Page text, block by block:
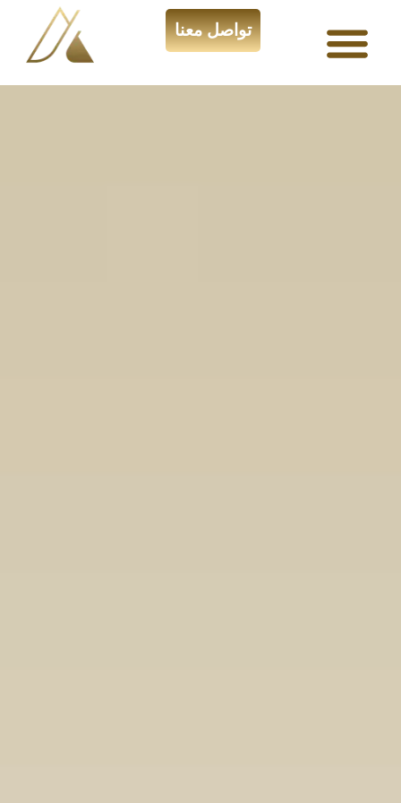
تواصل معنا